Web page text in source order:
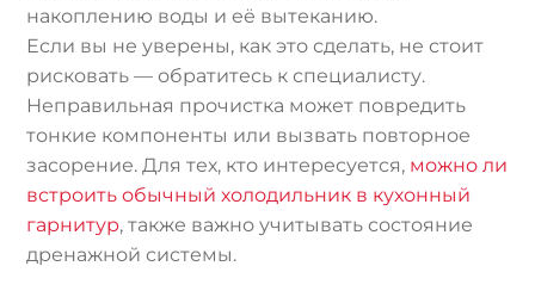
накоплению воды и её вытеканию.
Если вы не уверены, как это сделать, не стоит
рисковать — обратитесь к специалисту.
Неправильная прочистка может повредить
тонкие компоненты или вызвать повторное
засорение. Для тех, кто интересуется, можно ли
встроить обычный холодильник в кухонный
гарнитур, также важно учитывать состояние
дренажной системы.